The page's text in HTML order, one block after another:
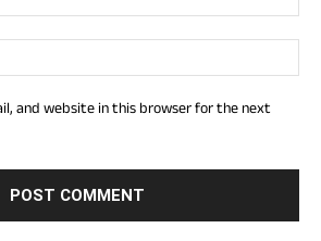
and website in this browser for the next